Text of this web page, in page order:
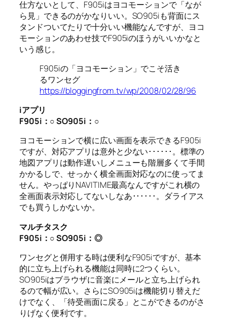
仕方ないとして、F905iはヨコモーションで「なが
ら見」できるのがかなりいい。SO905iも背面にス
タンドついてたりで十分いい機能なんですが、ヨコ
モーションのあわせ技でF905iのほうがいいかなと
いう感じ。
F905iの「ヨコモーション」でこそ活き
るワンセグ
https://bloggingfrom.tv/wp/2008/02/28/96
iアプリ
F905i ：○SO905i ：○
ヨコモーションで横に広い画面を表示できるF905i
ですが、対応アプリは意外と少ない･･････。標準の
地図アプリは動作遅いしメニューも階層多くて手間
かかるしで、せっかく横全画面対応なのに使ってま
せん。やっぱりNAVITIME最高なんですがこれ横の
全画面表示対応してないしなあ･･････。ダライアス
でも買うしかないか。
マルチタスク
F905i ：○SO905i ：◎
ワンセグと併用する時は便利なF905iですが、基本
的に立ち上げられる機能は同時に2つくらい。
SO905iはブラウザに音楽にメールと立ち上げられ
るので幅が広い。さらにSO905iは機能切り替えだ
けでなく、「待受画面に戻る」とこができるのがさ
りげなく便利です。